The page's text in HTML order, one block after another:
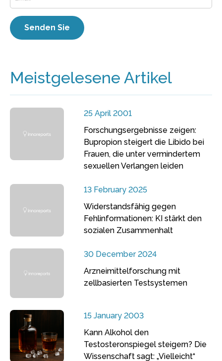
Meistgelesene Artikel
25 April 2001
Forschungsergebnisse zeigen:
Bupropion steigert die Libido bei
Frauen, die unter vermindertem
sexuellen Verlangen leiden
13 February 2025
Widerstandsfähig gegen
Fehlinformationen: KI stärkt den
sozialen Zusammenhalt
30 December 2024
Arzneimittelforschung mit
zellbasierten Testsystemen
15 January 2003
Kann Alkohol den
Testosteronspiegel steigern? Die
Wissenschaft sagt: „Vielleicht“